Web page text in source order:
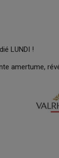
LUNDI !
amertume,